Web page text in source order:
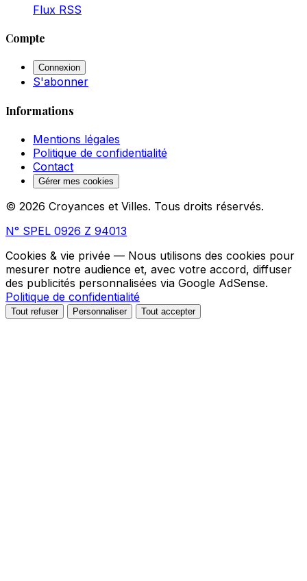
Flux RSS
Compte
Connexion
S'abonner
Informations
Mentions légales
Politique de confidentialité
Contact
Gérer mes cookies
© 2026 Croyances et Villes. Tous droits réservés.
N° SPEL 0926 Z 94013
Cookies & vie privée — Nous utilisons des cookies pour
mesurer notre audience et, avec votre accord, diffuser
des publicités personnalisées via Google AdSense.
Politique de confidentialité
Tout refuser Personnaliser Tout accepter